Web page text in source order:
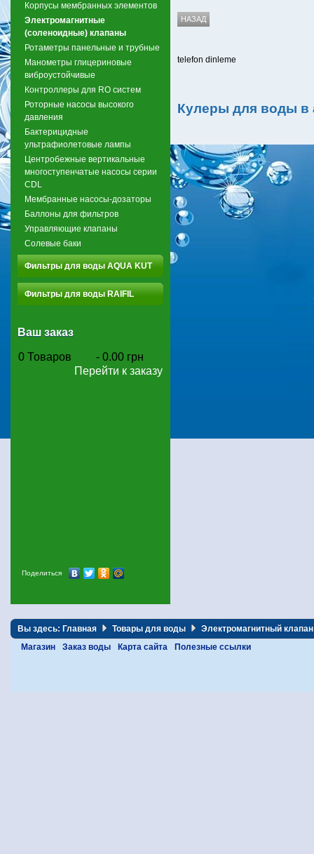
Корпусы мембранных элементов
Электромагнитные
(соленоидные) клапаны
Ротаметры панельные и трубные
Манометры глицериновые
виброустойчивые
Контроллеры для RO систем
Роторные насосы высокого
давления
Бактерицидные
ультрафиолетовые лампы
Центробежные вертикальные
многоступенчатые насосы серии
CDL
Мембранные насосы-дозаторы
Баллоны для фильтров
Управляющие клапаны
Солевые баки
Фильтры для воды AQUA KUT
Фильтры для воды RAIFIL
Ваш заказ
0 Товаров - 0.00 грн
Перейти к заказу
Поделиться
telefon dinleme
Кулеры для воды в
Вы здесь: Главная Товары для воды
Электромагнитный клапан
Магазин
Заказ воды Карта сайта Полезные ссылки